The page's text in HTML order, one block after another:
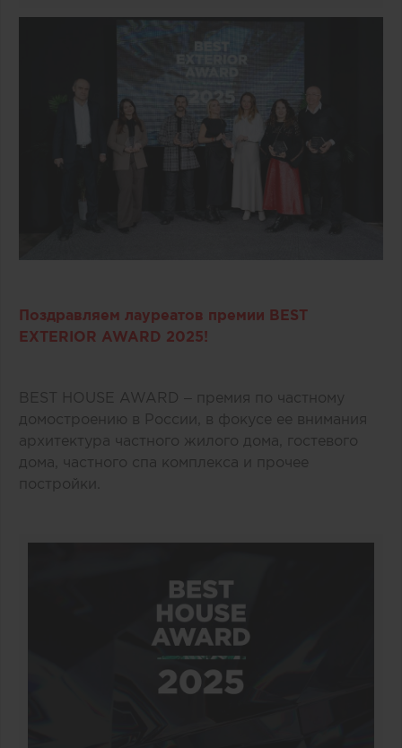
Поздравляем лауреатов премии BEST
EXTERIOR AWARD 2025!
BEST HOUSE AWARD – премия по частному
домостроению в России, в фокусе ее внимания
архитектура частного жилого дома, гостевого
дома, частного спа комплекса и прочее
постройки.